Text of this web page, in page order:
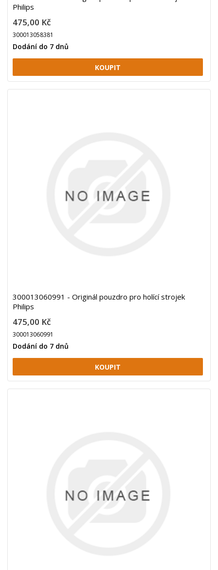
Philips
475,00 Kč
300013058381
Dodání do 7 dnů
300013060991 - Originál pouzdro pro holící strojek
Philips
475,00 Kč
300013060991
Dodání do 7 dnů